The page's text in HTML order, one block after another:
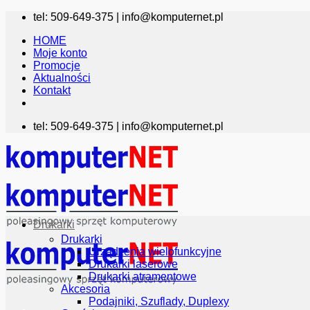
Przewiń
zawartości
tel: 509-649-375 | info@komputernet.pl
HOME
Moje konto
Promocje
Aktualności
Kontakt
tel: 509-649-375 | info@komputernet.pl
Drukarki
Drukarki
Urządzenia wielofunkcyjne
Drukarki laserowe
Drukarki atramentowe
Akcesoria
Podajniki, Szuflady, Duplexy